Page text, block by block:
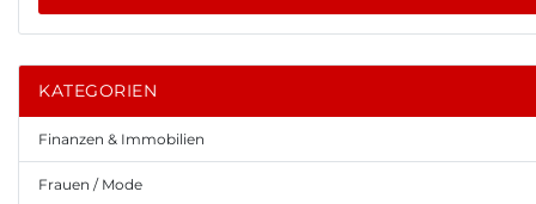
KATEGORIEN
Finanzen & Immobilien
Frauen / Mode